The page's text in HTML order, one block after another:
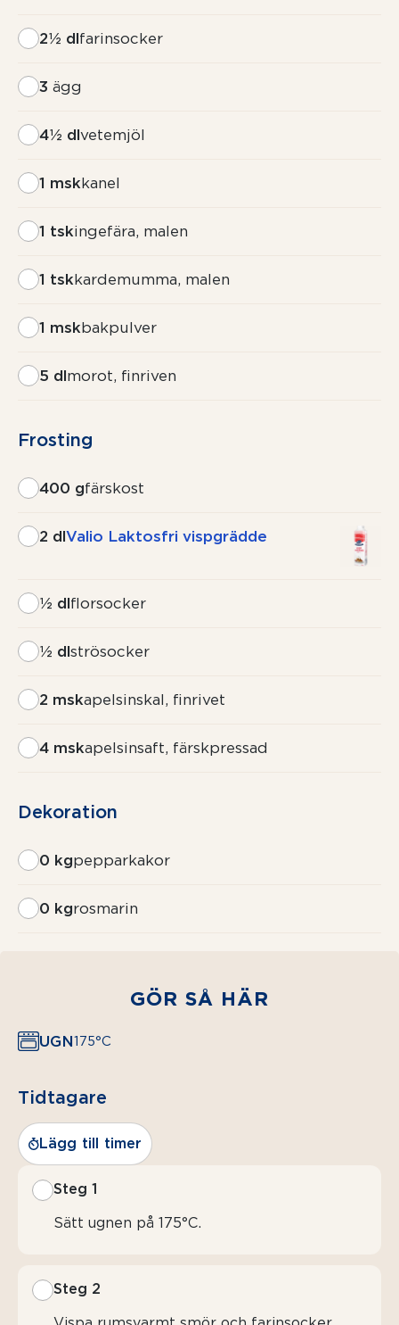
2½ dlfarinsocker
3 ägg
4½ dlvetemjöl
1 mskkanel
1 tskingefära, malen
1 tskkardemumma, malen
1 mskbakpulver
5 dlmorot, finriven
Frosting
400 gfärskost
2 dlValio Laktosfri vispgrädde
½ dlflorsocker
½ dlströsocker
2 mskapelsinskal, finrivet
4 mskapelsinsaft, färskpressad
Dekoration
0 kgpepparkakor
0 kgrosmarin
GÖR SÅ HÄR
UGN175°C
Tidtagare
Lägg till timer
Steg 1
Sätt ugnen på 175°C.
Steg 2